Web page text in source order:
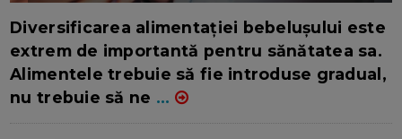
Diversificarea alimentației bebelușului este
extrem de importantă pentru sănătatea sa.
Alimentele trebuie să fie introduse gradual,
nu trebuie să ne ...